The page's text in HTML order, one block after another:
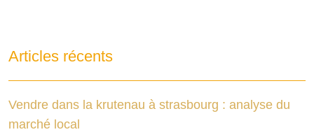
Articles récents
Vendre dans la krutenau à strasbourg : analyse du
marché local